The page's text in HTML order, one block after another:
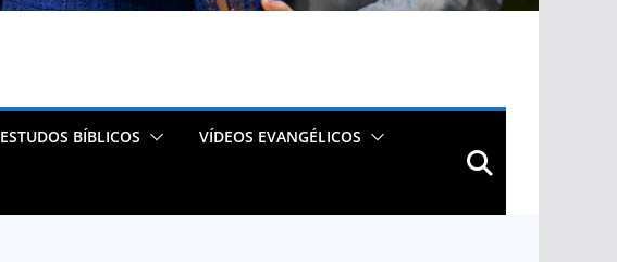
ESTUDOS BÍBLICOS VÍDEOS EVANGÉLICOS